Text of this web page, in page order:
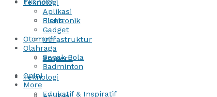
Bisnis
Infrastruktur
Properti
Teknologi
Teknologi
Aplikasi
Elektronik
Gadget
Otomotif
Olahraga
Sepak Bola
Badminton
Opini
More
Edukatif & Inspiratif